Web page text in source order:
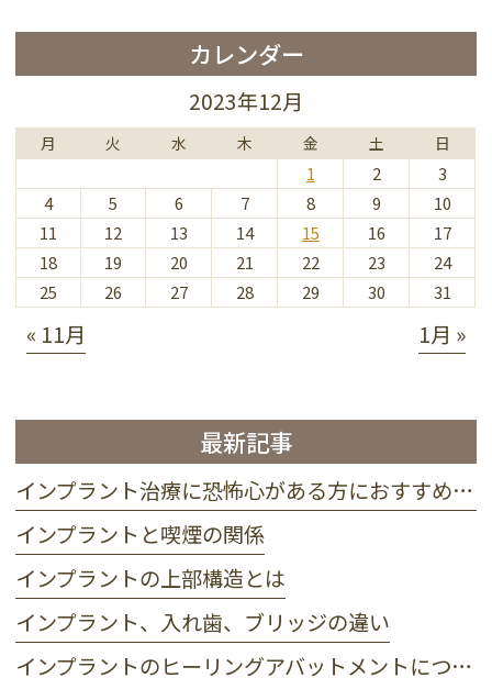
カレンダー
2023年12月
月 火 水 木 金 土 日
1 2
3
4
5 6 7 8 9
10
11
12 13 14 15 16
17
18
19 20 21 22 23
24
25
26 27 28 29 30 31
« 11月 1月 »
最新記事
インプラント治療に恐怖心がある方におすすめ 静脈麻酔って？
インプラントと喫煙の関係
インプラントの上部構造とは
インプラント、入れ歯、ブリッジの違い
インプラントのヒーリングアバットメントについて